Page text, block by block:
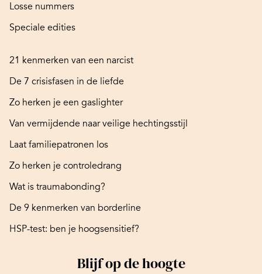
Losse nummers
Speciale edities
21 kenmerken van een narcist
De 7 crisisfasen in de liefde
Zo herken je een gaslighter
Van vermijdende naar veilige hechtingsstijl
Laat familiepatronen los
Zo herken je controledrang
Wat is traumabonding?
De 9 kenmerken van borderline
HSP-test: ben je hoogsensitief?
Blijf op de hoogte